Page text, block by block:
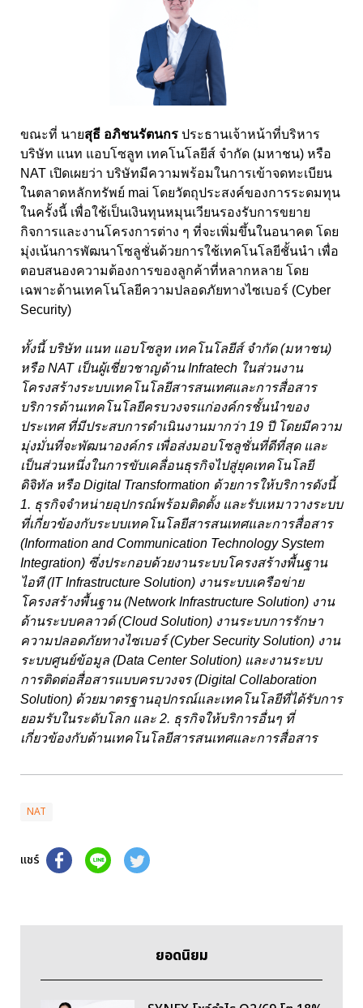
ขณะที่ นายสุธี อภิชนรัตนกร ประธานเจ้าหน้าที่บริหาร
บริษัท แนท แอบโซลูท เทคโนโลยีส์ จำกัด (มหาชน) หรือ
NAT เปิดเผยว่า บริษัทมีความพร้อมในการเข้าจดทะเบียน
ในตลาดหลักทรัพย์ mai โดยวัตถุประสงค์ของการระดมทุน
ในครั้งนี้ เพื่อใช้เป็นเงินทุนหมุนเวียนรองรับการขยาย
กิจการและงานโครงการต่าง ๆ ที่จะเพิ่มขึ้นในอนาคต โดย
มุ่งเน้นการพัฒนาโซลูชั่นด้วยการใช้เทคโนโลยีชั้นนำ เพื่อ
ตอบสนองความต้องการของลูกค้าที่หลากหลาย โดย
เฉพาะด้านเทคโนโลยีความปลอดภัยทางไซเบอร์ (Cyber
Security)
ทั้งนี้ บริษัท แนท แอบโซลูท เทคโนโลยีส์ จำกัด(มหาชน)
หรือ NAT เป็นผู้เชี่ยวชาญด้าน Infratech ในส่วนงาน
โครงสร้างระบบเทคโนโลยีสารสนเทศและการสื่อสาร
บริการด้านเทคโนโลยีครบวงจรแก่องค์กรชั้นนำของ
ประเทศ ที่มีประสบการดำเนินงานมากว่า 19 ปี โดยมีความ
มุ่งมั่นที่จะพัฒนาองค์กร เพื่อส่งมอบโซลูชั่นที่ดีที่สุด และ
เป็นส่วนหนึ่งในการขับเคลื่อนธุรกิจไปสู่ยุคเทคโนโลยี
ดิจิทัล หรือ Digital Transformation ด้วยการให้บริการดังนี้
1. ธุรกิจจำหน่ายอุปกรณ์พร้อมติดตั้ง และรับเหมาวางระบบ
ที่เกี่ยวข้องกับระบบเทคโนโลยีสารสนเทศและการสื่อสาร
(Information and Communication Technology System
Integration) ซึ่งประกอบด้วยงานระบบโครงสร้างพื้นฐาน
ไอที(IT Infrastructure Solution) งานระบบเครือข่าย
โครงสร้างพื้นฐาน (Network Infrastructure Solution) งาน
ด้านระบบคลาวด์(Cloud Solution) งานระบบการรักษา
ความปลอดภัยทางไซเบอร์(Cyber Security Solution) งาน
ระบบศูนย์ข้อมูล (Data Center Solution) และงานระบบ
การติดต่อสื่อสารแบบครบวงจร(Digital Collaboration
Solution) ด้วยมาตรฐานอุปกรณ์และเทคโนโลยีที่ได้รับการ
ยอมรับในระดับโลก และ 2. ธุรกิจให้บริการอื่นๆ ที่
เกี่ยวข้องกับด้านเทคโนโลยีสารสนเทศและการสื่อสาร
NAT
แชร์
ยอดนิยม